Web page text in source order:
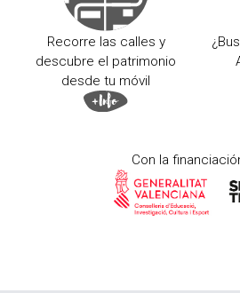
Recorre las calles y
descubre el patrimonio
desde tu móvil
Con la